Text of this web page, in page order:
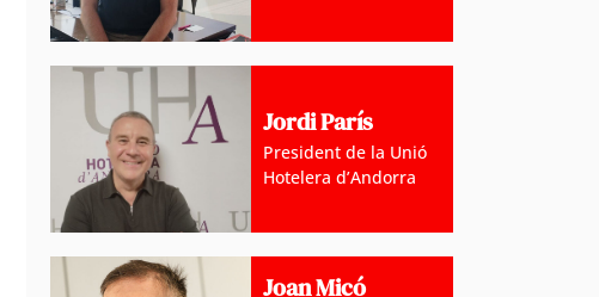
Jordi París
President de la Unió
Hotelera d’Andorra
Joan Micó